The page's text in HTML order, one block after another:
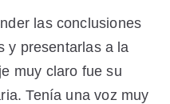
las conclusiones
y presentarlas a la
muy claro fue su
Tenía una voz muy